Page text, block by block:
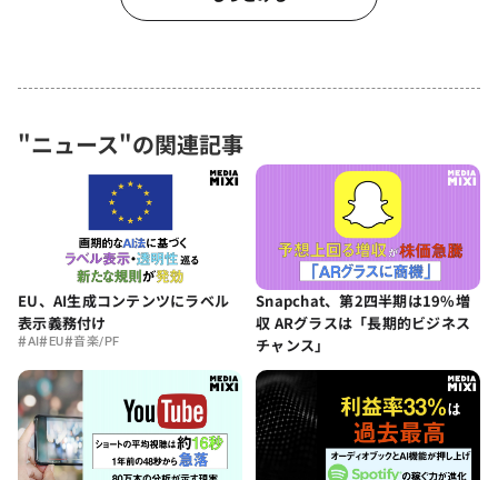
"ニュース"の関連記事
EU、AI生成コンテンツにラベル
表示義務付け
#AI# EU#音楽/PF
Snapchat、第2四半期は19%増
収 ARグラスは「長期的ビジネス
チャンス」